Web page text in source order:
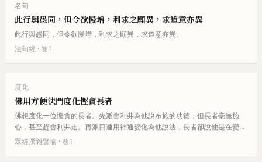
名句
此行與愚同，但令欲慢增，利求之願異，求道意亦異
此行與愚同，但令欲慢增，利求之願異，求道意亦異。
法句經 · 卷1
度化
佛用方便法門度化慳貪長者
佛想度化一位慳貪的長者。先派舍利弗為他說布施的功德，但長者毫無施
心，甚至趕舍利弗走。再派目連用神通變化為他說法，長者卻說他是在變幻
術來騙他的財物。最後佛親自來到…
眾經撰雜譬喻 · 卷1